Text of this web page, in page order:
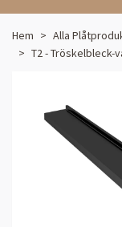
Hem
Alla
T2 - Tröskelbleck-